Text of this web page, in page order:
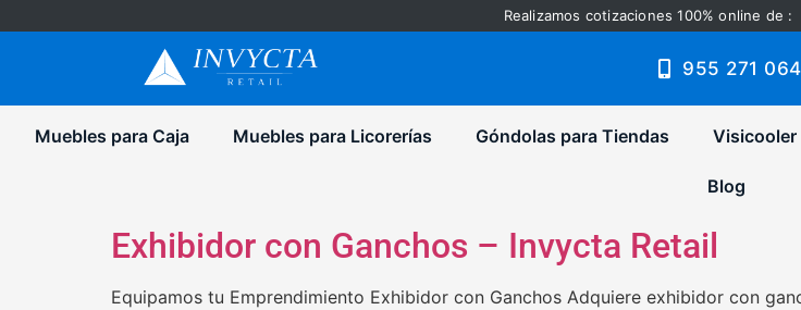
Realizamos cotizaciones 100% online
955 271 064
Muebles para Caja Muebles para Licorerías Góndolas para Tiendas Visicooler
Blog
Exhibidor con Ganchos – Invycta Retail
Equipamos tu Emprendimiento Exhibidor con Ganchos Adquiere exhibidor con